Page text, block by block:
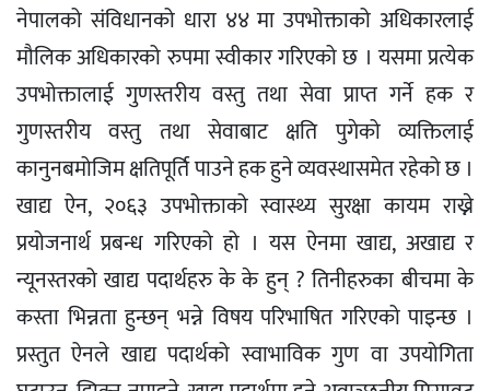
नेपालको संविधानको धारा ४४ मा उपभोक्ताको अधिकारलाई
मौलिक अधिकारको रुपमा स्वीकार गरिएको छ । यसमा प्रत्येक
उपभोक्तालाई गुणस्तरीय वस्तु तथा सेवा प्राप्त गर्ने हक र
गुणस्तरीय वस्तु तथा सेवाबाट क्षति पुगेको व्यक्तिलाई
कानुनबमोजिम क्षतिपूर्ति पाउने हक हुने व्यवस्थासमेत रहेको छ ।
खाद्य ऐन, २०६३ उपभोक्ताको स्वास्थ्य सुरक्षा कायम राख्ने
प्रयोजनार्थ प्रबन्ध गरिएको हो । यस ऐनमा खाद्य, अखाद्य र
न्यूनस्तरको खाद्य पदार्थहरु के के हुन् ? तिनीहरुका बीचमा के
कस्ता भिन्नता हुन्छन् भन्ने विषय परिभाषित गरिएको पाइन्छ ।
प्रस्तुत ऐनले खाद्य पदार्थको स्वाभाविक गुण वा उपयोगिता